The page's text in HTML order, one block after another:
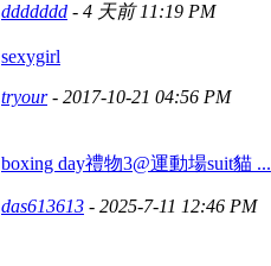
ddddddd - 4 天前 11:19 PM
sexygirl
tryour- 2017-10-21 04:56 PM
boxing day禮物3@運動場suit貓 ...
das613613 - 2025-7-11 12:46 PM